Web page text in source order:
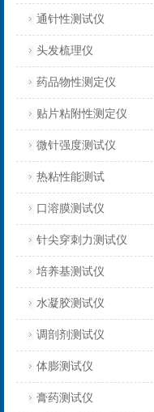
通针性测试仪
头发梳理仪
药品物性测定仪
贴片粘附性测定仪
微针强度测试仪
热粘性能测试
口溶膜测试仪
针尖穿刺力测试仪
培养基测试仪
水凝胶测试仪
调剖剂测试仪
体膨测试仪
膏药测试仪